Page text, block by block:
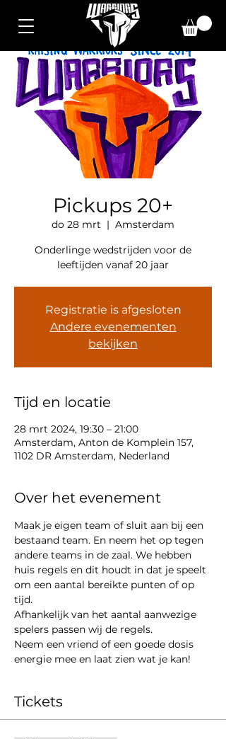
Pickups 20+
do 28 mrt
  |
Amsterdam
Onderlinge wedstrijden voor de
leeftijden vanaf 20 jaar
Registratie is afgesloten
Andere evenementen
bekijken
Tijd en locatie
28 mrt 2024, 19:30 – 21:00
Amsterdam, Anton de Komplein 157,
1102 DR Amsterdam, Nederland
Over het evenement
Maak je eigen team of sluit aan bij een
bestaand team. En neem het op tegen
andere teams in de zaal. We hebben
huis regels en dit houdt in dat je speelt
om een aantal bereikte punten of op
tijd.
Afhankelijk van het aantal aanwezige
spelers passen wij de regels.
Neem een vriend of een goede dosis
energie mee en laat zien wat je kan!
Tickets